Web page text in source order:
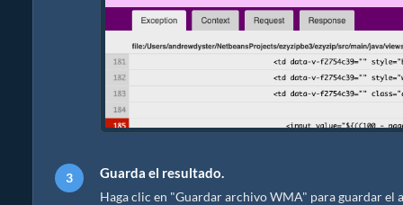
Guarda el resultado.
Haga clic en "Guardar archivo WMA" para guardar